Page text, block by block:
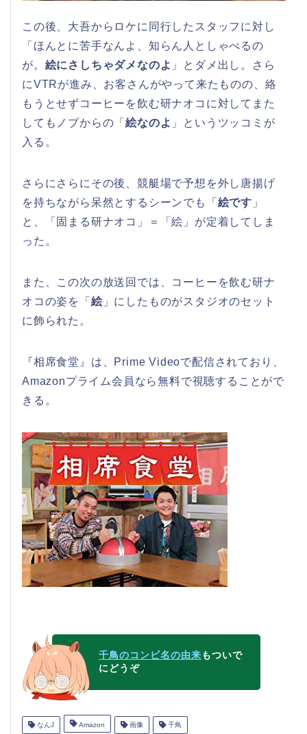
この後、大吾からロケに同行したスタッフに対し
「ほんとに苦手なんよ、知らん人としゃべるの
が。 絵にさしちゃダメなのよ 」とダメ出し。さら
にVTRが進み、お客さんがやって来たものの、絡
もうとせずコーヒーを飲む研ナオコに対してまた
してもノブからの「絵なのよ 」というツッコミが
入る。
さらにさらにその後、競艇場で予想を外し唐揚げ
を持ちながら呆然とするシーンでも「 絵です 」
と、「固まる研ナオコ」＝「絵」が定着してしま
った。
また、この次の放送回では、コーヒーを飲む研ナ
オコの姿を「 絵 」にしたものがスタジオのセット
に飾られた。
『相席食堂』は、Prime Videoで配信されており、
Amazonプライム会員なら無料で視聴することがで
きる。
千鳥のコンビ名の由来もついで
にどうぞ
なんJ Amazon 画像 千鳥